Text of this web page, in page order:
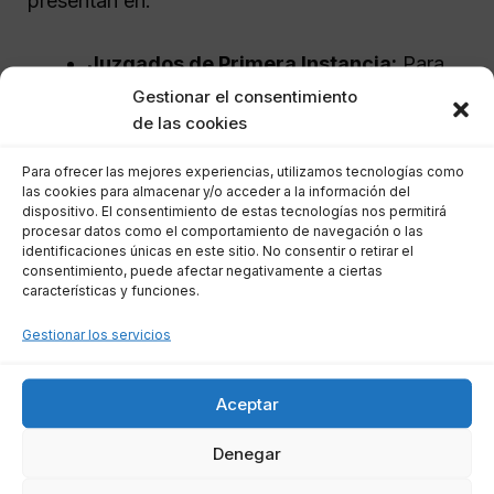
Gestionar el consentimiento
de las cookies
Para ofrecer las mejores experiencias, utilizamos tecnologías como
las cookies para almacenar y/o acceder a la información del
dispositivo. El consentimiento de estas tecnologías nos permitirá
procesar datos como el comportamiento de navegación o las
identificaciones únicas en este sitio. No consentir o retirar el
consentimiento, puede afectar negativamente a ciertas
características y funciones.
Gestionar los servicios
Aceptar
Denegar
Juzgados de Primera Instancia:Para
demandas civiles en general.
Juzgados de lo Mercantil:
Juzgados de lo Social:En casos que
involucren derechos laborales.
Determinar correctamente la competencia es
de la demanda y asegurar que el proceso se
juzgado correcto puede influir en la duración y
el resultado del proceso judicial.